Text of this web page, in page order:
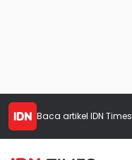
Baca artikel IDN Times